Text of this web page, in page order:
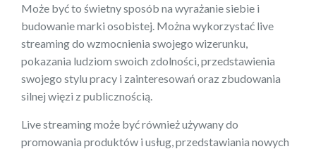
Może być to świetny sposób na wyrażanie siebie i
budowanie marki osobistej. Można wykorzystać live
streaming do wzmocnienia swojego wizerunku,
pokazania ludziom swoich zdolności, przedstawienia
swojego stylu pracy i zainteresowań oraz zbudowania
silnej więzi z publicznością.
Live streaming może być również używany do
promowania produktów i usług, przedstawiania nowych